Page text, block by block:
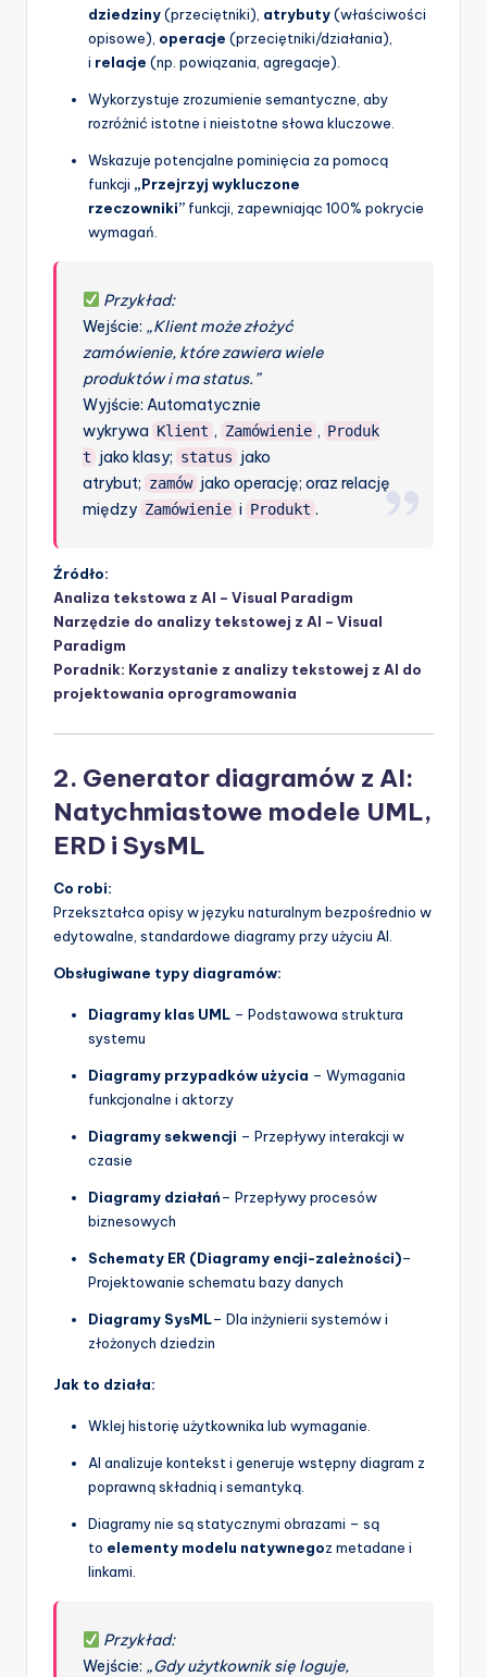
dziedziny(przeciętniki), atrybuty(właściwości
opisowe), operacje (przeciętniki/działania),
i relacje (np. powiązania, agregacje).
Wykorzystuje zrozumienie semantyczne, aby
rozróżnić istotne i nieistotne słowa kluczowe.
Wskazuje potencjalne pominięcia za pomocą
funkcji „Przejrzyj wykluczone
rzeczowniki” funkcji, zapewniając 100% pokrycie
wymagań.
Przykład:
Wejście: „Klient może złożyć
zamówienie, które zawiera wiele
produktów i ma status.”
Wyjście: Automatycznie
wykrywa Klient , Zamówienie , Produk
t jako klasy; status jako
atrybut; zamów jako operację; oraz relację
między Zamówienie i Produkt .
Źródło:
Analiza tekstowa z AI – Visual Paradigm
Narzędzie do analizy tekstowej z AI – Visual
Paradigm
Poradnik: Korzystanie z analizy tekstowej z AI do
projektowania oprogramowania
2. Generator diagramów z AI:
Natychmiastowe modele UML,
ERD i SysML
Co robi:
Przekształca opisy w języku naturalnym bezpośrednio w
edytowalne, standardowe diagramy przy użyciu AI.
Obsługiwane typy diagramów:
Diagramy klas UML – Podstawowa struktura
systemu
Diagramy przypadków użycia – Wymagania
funkcjonalne i aktorzy
Diagramy sekwencji – Przepływy interakcji w
czasie
Diagramy działań– Przepływy procesów
biznesowych
Schematy ER (Diagramy encji-zależności)–
Projektowanie schematu bazy danych
Diagramy SysML– Dla inżynierii systemów i
złożonych dziedzin
Jak to działa:
Wklej historię użytkownika lub wymaganie.
AI analizuje kontekst i generuje wstępny diagram z
poprawną składnią i semantyką.
Diagramy nie są statycznymi obrazami – są
to elementy modelu natywnegoz metadane i
linkami.
Przykład:
Wejście: „Gdy użytkownik się loguje,